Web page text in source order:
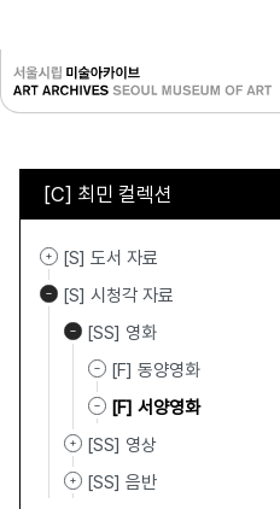
[C] 최민 컬렉션
[S] 도서 자료
[S] 시청각 자료
[SS] 영화
[F] 동양영화
[F] 서양영화
[SS] 영상
[SS] 음반